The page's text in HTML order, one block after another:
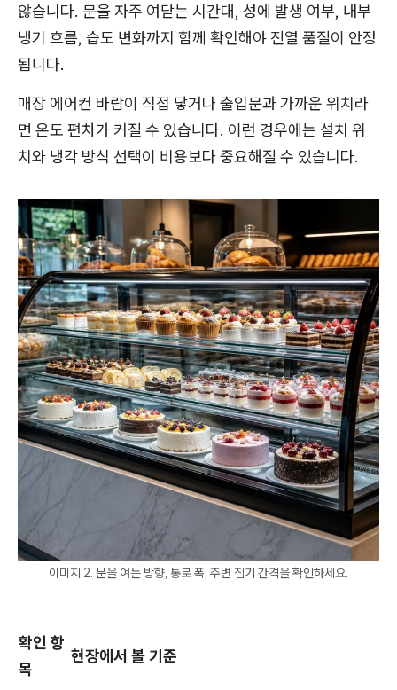
않습니다. 문을 자주 여닫는 시간대, 성에 발생 여부, 내부
냉기 흐름, 습도 변화까지 함께 확인해야 진열 품질이 안정
됩니다.
매장 에어컨 바람이 직접 닿거나 출입문과 가까운 위치라
면 온도 편차가 커질 수 있습니다. 이런 경우에는 설치 위
치와 냉각 방식 선택이 비용보다 중요해질 수 있습니다.
이미지 2. 문을 여는 방향, 통로 폭, 주변 집기 간격을 확인하세요.
확인 항
목
현장에서 볼 기준